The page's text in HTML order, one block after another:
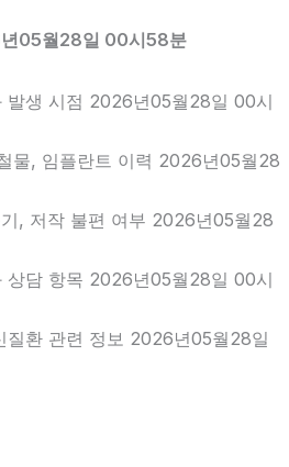
05월28일 00시58분
발생 시점 2026년05월28일 00시
물, 임플란트 이력 2026년05월28
, 저작 불편 여부 2026년05월28
상담 항목 2026년05월28일 00시
질환 관련 정보 2026년05월28일